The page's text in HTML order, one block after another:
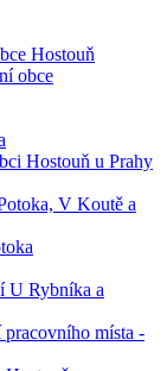
Hostouň
obce
Hostouň u Prahy
V Koutě a
U Rybníka a
místa -